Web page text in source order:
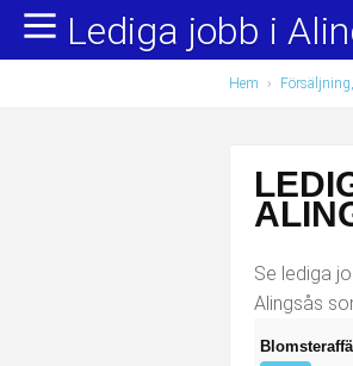
Administration, ekonomi, juridik
Chefer och verksamhetsledare
Populära
Undersköterska, hemtjänst och
Lärare i förskola/Förskollärare
Lediga jobb i
Hem ›
Se lediga
Alingsås